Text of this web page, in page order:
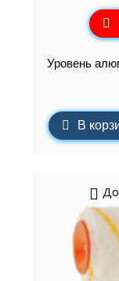
Уровень
В